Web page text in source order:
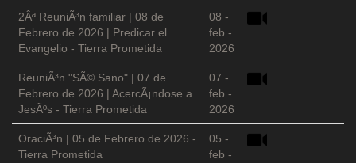
2Âª ReuniÃ³n familiar | 08 de
Febrero de 2026 | Predicar el
Evangelio - Tierra Prometida
08 -
feb -
2026
ReuniÃ³n "SÃ© Sano" | 07 de
Febrero de 2026 | AcercÃ¡ndose a
JesÃºs - Tierra Prometida
07 -
feb -
2026
OraciÃ³n | 05 de Febrero de 2026 -
Tierra Prometida
05 -
feb -